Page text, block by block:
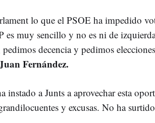
lo que el PSOE ha impedido
muy sencillo y no es ni de
decencia y pedimos
Fernández.
instado a Junts a aprovechar esta
y excusas. No ha